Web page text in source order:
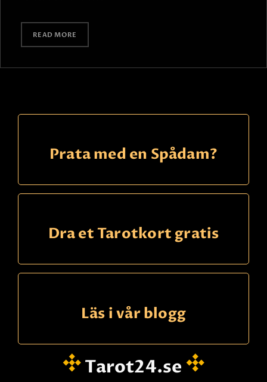
READ MORE
Prata med en Spådam?
Dra et Tarotkort gratis
Läs i vår blogg
Tarot24.se